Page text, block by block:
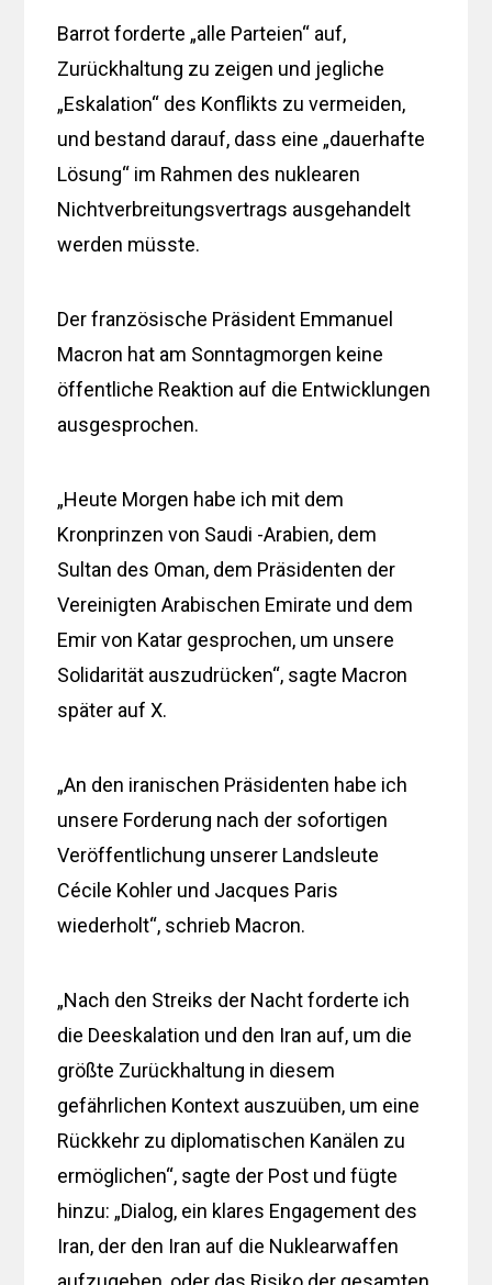
Barrot forderte „alle Parteien“ auf,
Zurückhaltung zu zeigen und jegliche
„Eskalation“ des Konflikts zu vermeiden,
und bestand darauf, dass eine „dauerhafte
Lösung“ im Rahmen des nuklearen
Nichtverbreitungsvertrags ausgehandelt
werden müsste.
Der französische Präsident Emmanuel
Macron hat am Sonntagmorgen keine
öffentliche Reaktion auf die Entwicklungen
ausgesprochen.
„Heute Morgen habe ich mit dem
Kronprinzen von Saudi -Arabien, dem
Sultan des Oman, dem Präsidenten der
Vereinigten Arabischen Emirate und dem
Emir von Katar gesprochen, um unsere
Solidarität auszudrücken“, sagte Macron
später auf X.
„An den iranischen Präsidenten habe ich
unsere Forderung nach der sofortigen
Veröffentlichung unserer Landsleute
Cécile Kohler und Jacques Paris
wiederholt“, schrieb Macron.
„Nach den Streiks der Nacht forderte ich
die Deeskalation und den Iran auf, um die
größte Zurückhaltung in diesem
gefährlichen Kontext auszuüben, um eine
Rückkehr zu diplomatischen Kanälen zu
ermöglichen“, sagte der Post und fügte
hinzu: „Dialog, ein klares Engagement des
Iran, der den Iran auf die Nuklearwaffen